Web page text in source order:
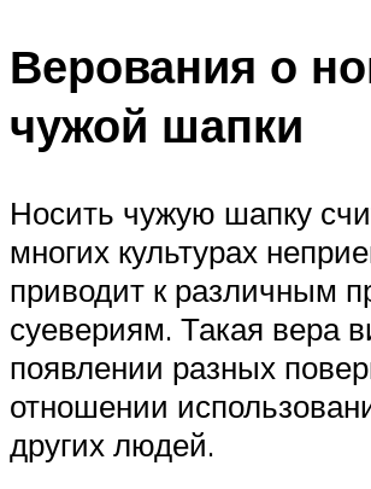
Верования о
чужой шапки
Носить чужую шапку
многих культурах
приводит к различным
суевериям. Такая вера
появлении разных
отношении
других людей.